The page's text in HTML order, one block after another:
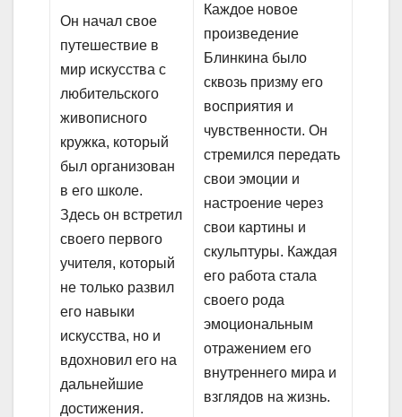
Он начал свое
путешествие в
мир искусства с
любительского
живописного
кружка, который
был организован
в его школе.
Здесь он встретил
своего первого
учителя, который
не только развил
его навыки
искусства, но и
вдохновил его на
дальнейшие
достижения.
Каждое новое
произведение
Блинкина было
сквозь призму его
восприятия и
чувственности. Он
стремился передать
свои эмоции и
настроение через
свои картины и
скульптуры. Каждая
его работа стала
своего рода
эмоциональным
отражением его
внутреннего мира и
взглядов на жизнь.